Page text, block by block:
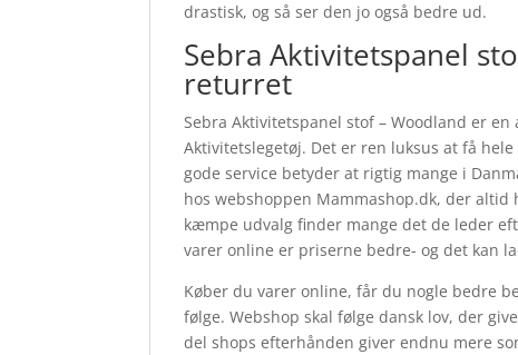
drastisk, og så ser den jo også bedre ud.
Sebra Aktivitetspanel
returret
Sebra Aktivitetspanel stof – Woodland er
Aktivitetslegetøj. Det er ren luksus at få
gode service betyder at rigtig mange i
hos webshoppen Mammashop.dk, der
kæmpe udvalg finder mange det de leder
varer online er priserne bedre- og det kan
Køber du varer online, får du nogle bedre
følge. Webshop skal følge dansk lov, der
del shops efterhånden giver endnu mere